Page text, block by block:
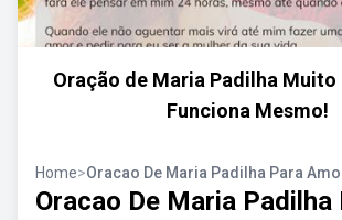
Oração de Maria Padilha Muito
Funciona Mesmo!
Home>Oracao De Maria Padilha Para
Oracao De Maria Padilha